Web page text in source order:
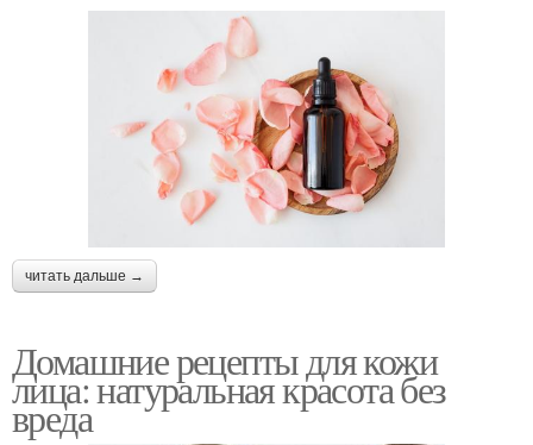
читать дальше →
Домашние рецепты для кожи
лица: натуральная красота без
вреда